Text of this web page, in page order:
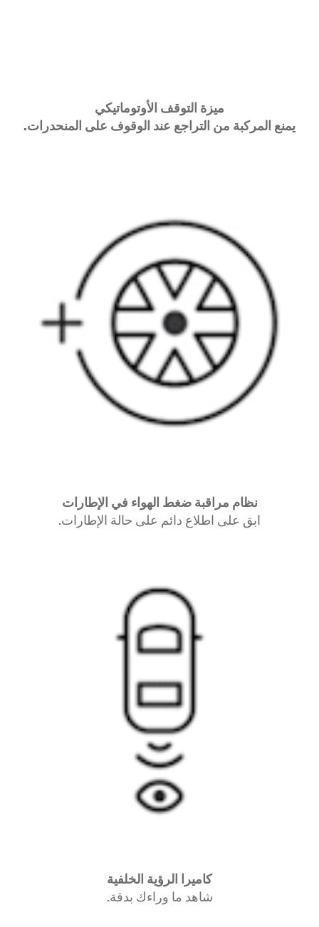
ميزة التوقف الأوتوماتيكي
يمنع المركبة من التراجع عند الوقوف على المنحدرات.
نظام مراقبة ضغط الهواء في الإطارات
ابق على اطلاع دائم على حالة الإطارات.
كاميرا الرؤية الخلفية
شاهد ما وراءك بدقة.